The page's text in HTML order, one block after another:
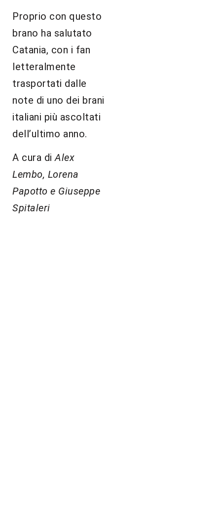
Proprio con questo
brano ha salutato
Catania, con i fan
letteralmente
trasportati dalle
note di uno dei brani
italiani più ascoltati
dell’ultimo anno.
A cura diAlex
Lembo, Lorena
Papotto e Giuseppe
Spitaleri